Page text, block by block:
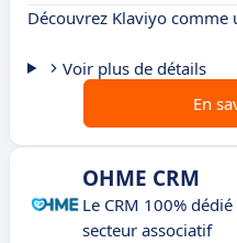
Découvrez Klaviyo comme
Voir plus de détails
En
OHME CRM
Le CRM 100% dédié
secteur associatif